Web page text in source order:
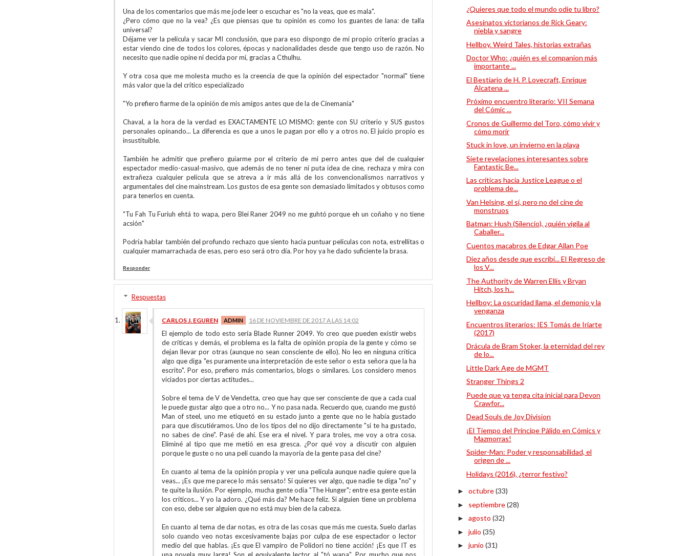
Una de los comentarios que más me jode leer o escuchar es "no la veas, que es mala".
¿Pero cómo que no la vea? ¿Es que piensas que tu opinión es como los guantes de lana: de talla
universal?
Déjame ver la película y sacar MI conclusión, que para eso dispongo de mi propio criterio gracias a
estar viendo cine de todos los colores, épocas y nacionalidades desde que tengo uso de razón. No
necesito que nadie opine ni decida por mí, gracias a Cthulhu.
Y otra cosa que me molesta mucho es la creencia de que la opinión del espectador "normal" tiene
más valor que la del crítico especializado
"Yo prefiero fiarme de la opinión de mis amigos antes que de la de Cinemanía"
Chaval, a la hora de la verdad es EXACTAMENTE LO MISMO: gente con SU criterio y SUS gustos
personales opinando... La diferencia es que a unos le pagan por ello y a otros no. El juicio propio es
insustituible.
También he admitir que prefiero guiarme por el criterio de mi perro antes que del de cualquier
espectador medio-casual-masivo, que además de no tener ni puta idea de cine, rechaza y mira con
extrañeza cualquier película que se atreva a ir más allá de los convencionalismos narrativos y
argumentales del cine mainstream. Los gustos de esa gente son demasiado limitados y obtusos como
para tenerlos en cuenta.
"Tu Fah Tu Furiuh ehtá to wapa, pero Blei Raner 2049 no me guhtó porque eh un coñaho y no tiene
acsión"
Podría hablar también del profundo rechazo que siento hacia puntuar películas con nota, estrellitas o
cualquier mamarrachada de esas, pero eso será otro día. Por hoy ya he dado suficiente la brasa.
Responder
Respuestas
CARLOS J. EGUREN 16 DE NOVIEMBRE DE 2017 A LAS 14:02
El ejemplo de todo esto sería Blade Runner 2049. Yo creo que pueden existir webs
de críticas y demás, el problema es la falta de opinión propia de la gente y cómo se
dejan llevar por otras (aunque no sean consciente de ello). No leo en ninguna crítica
algo que diga "es puramente una interpretación de este señor o esta señora que la ha
escrito". Por eso, prefiero más comentarios, blogs o similares. Los considero menos
viciados por ciertas actitudes...
Sobre el tema de V de Vendetta, creo que hay que ser consciente de que a cada cual
le puede gustar algo que a otro no... Y no pasa nada. Recuerdo que, cuando me gustó
Man of steel, uno me etiquetó en su estado junto a gente que no le había gustado
para que discutiéramos. Uno de los tipos del no dijo directamente "si te ha gustado,
no sabes de cine". Pasé de ahí. Ese era el nivel. Y para troles, me voy a otra cosa.
Eliminé al tipo que me metió en esa gresca. ¿Por qué voy a discutir con alguien
porque le guste o no una peli cuando la mayoría de la gente pasa del cine?
En cuanto al tema de la opinión propia y ver una película aunque nadie quiere que la
veas... ¡Es que me parece lo más sensato! Si quieres ver algo, que nadie te diga "no" y
te quite la ilusión. Por ejemplo, mucha gente odia "The Hunger"; entre esa gente están
los críticos... Y yo la adoro. ¿Qué más da? Me hace feliz. Si alguien tiene un problema
con eso, debe ser alguien que no está muy bien de la cabeza.
En cuanto al tema de dar notas, es otra de las cosas que más me cuesta. Suelo darlas
solo cuando veo notas excesivamente bajas por culpa de ese espectador o lector
medio del que hablas. ¡Es que El vampiro de Polidori no tiene acción! ¡Es que IT es
¿Quieres que todo el mundo odie tu libro?
Asesinatos victorianos de Rick Geary:
niebla y sangre
Hellboy. Weird Tales, historias extrañas
Doctor Who: ¿quién es el companion más
importante ...
El Bestiario de H. P. Lovecraft, Enrique
Alcatena ...
Próximo encuentro literario: VII Semana
del Cómic ...
Cronos de Guillermo del Toro, cómo vivir y
cómo morir
Stuck in love, un invierno en la playa
Siete revelaciones interesantes sobre
Fantastic Be...
Las críticas hacia Justice League o el
problema de...
Van Helsing, el sí, pero no del cine de
monstruos
Batman: Hush (Silencio), ¿quién vigila al
Caballer...
Cuentos macabros de Edgar Allan Poe
Diez años desde que escribí... El Regreso de
los V...
The Authority de Warren Ellis y Bryan
Hitch, los h...
Hellboy: La oscuridad llama, el demonio y la
venganza
Encuentros literarios: IES Tomás de Iriarte
(2017)
Drácula de Bram Stoker, la eternidad del rey
de lo...
Little Dark Age de MGMT
Stranger Things 2
Puede que ya tenga cita inicial para Devon
Crawfor...
Dead Souls de Joy Division
¡El Tiempo del Príncipe Pálido en Cómics y
Mazmorras!
Spider-Man: Poder y responsabilidad, el
origen de ...
Holidays (2016), ¿terror festivo?
► octubre(33)
► septiembre(28)
► agosto (32)
► julio (35)
► junio (31)